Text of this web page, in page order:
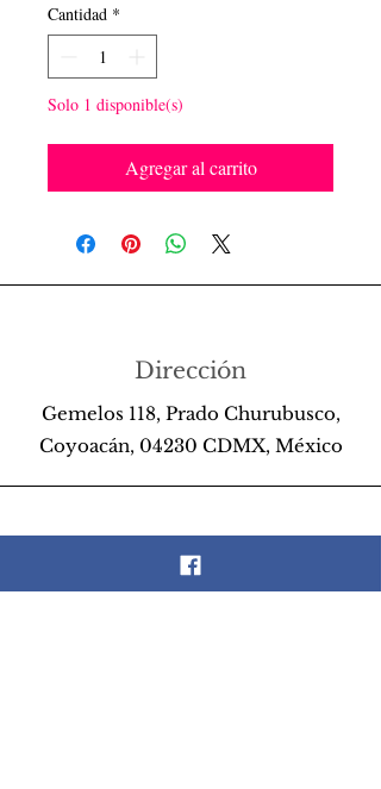
Cantidad *
Solo 1 disponible(s)
Agregar al carrito
Dirección
Gemelos 118, Prado Churubusco,
Coyoacán, 04230 CDMX, México
Teléfono